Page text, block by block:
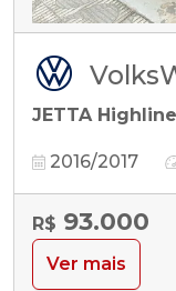
JETTA
2016/2017
R$ 93.000
Ver mais